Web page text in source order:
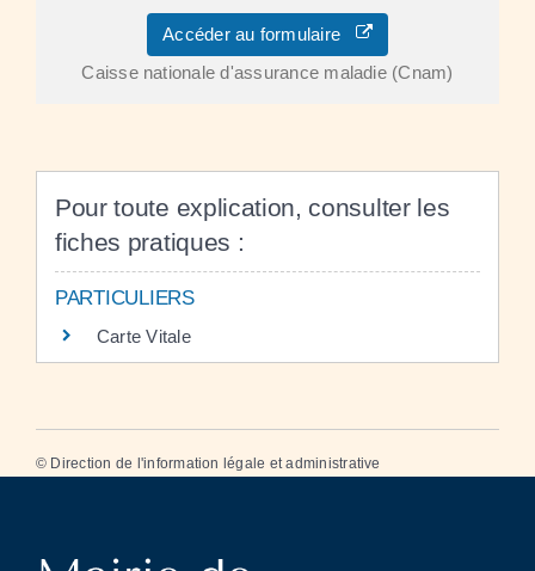
Accéder au formulaire
Caisse nationale d'assurance maladie (Cnam)
Pour toute explication, consulter les
fiches pratiques :
PARTICULIERS
Carte Vitale
© Direction de l'information légale et administrative